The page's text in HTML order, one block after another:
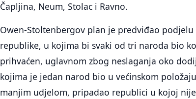
Čapljina, Neum, Stolac i Ravno.
Owen-Stoltenbergov plan je predviđao
republike, u kojima bi svaki od tri naroda bio
prihvaćen, uglavnom zbog neslaganja oko
kojima je jedan narod bio u većinskom
manjim udjelom, pripadao republici u kojoj